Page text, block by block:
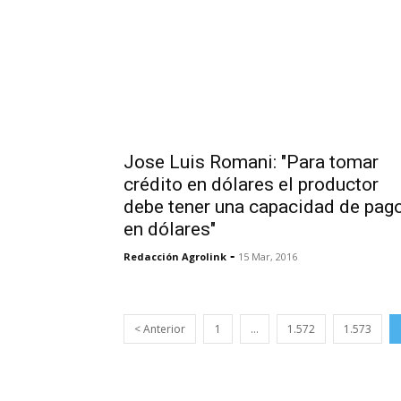
Jose Luis Romani: "Para tomar
crédito en dólares el productor
debe tener una capacidad de
en dólares"
Redacción Agrolink - 15 Mar, 2016
< Anterior 1 … 1.572 1.573